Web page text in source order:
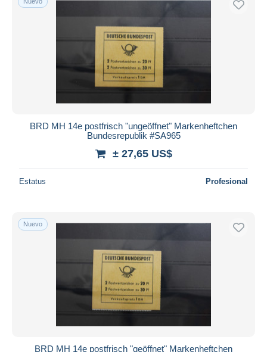
BRD MH 14e postfrisch "ungeöffnet" Markenheftchen
Bundesrepublik #SA965
± 27,65 US$
Estatus Profesional
Nuevo
BRD MH 14e postfrisch "geöffnet" Markenheftchen